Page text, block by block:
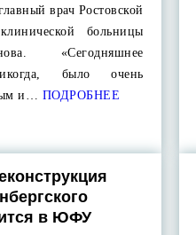
врач Ростовской
больницы
«Сегодняшнее
было очень
и… ПОДРОБНЕЕ
в ЮФУ